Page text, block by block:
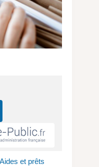
Aides et prêts